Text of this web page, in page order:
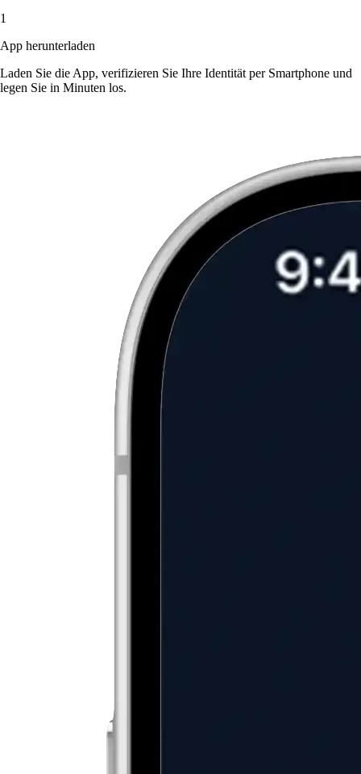
1
App herunterladen
Laden Sie die App, verifizieren Sie Ihre Identität per Smartphone und
legen Sie in Minuten los.